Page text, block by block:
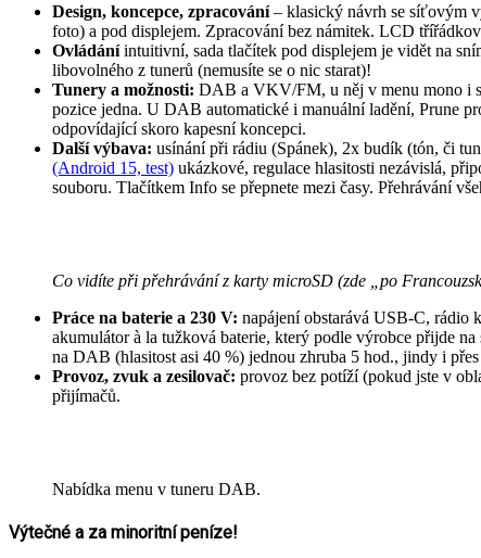
Design, koncepce, zpracování– klasický návrh se síťovým
foto) a pod displejem. Zpracování bez námitek. LCD
Ovládáníintuitivní, sada tlačítek pod displejem je vidět na
libovolného z tunerů (nemusíte se o nic starat)!
Tunery a možnosti: DAB a VKV/FM, u něj v menu mono i
pozice jedna. U DAB automatické i manuální ladění, Prune
odpovídající skoro kapesní koncepci.
Další výbava: usínání při rádiu (Spánek), 2x budík (tón, či
(Android 15, test) ukázkové, regulace hlasitosti nezávislá,
souboru. Tlačítkem Info se přepnete mezi časy. Přehrávání
Co vidíte při přehrávání z karty microSD (zde „po
Práce na baterie a 230 V: napájení obstarává USB-C, rádio
akumulátor à la tužková baterie, který podle výrobce přijde
na DAB (hlasitost asi 40 %) jednou zhruba 5 hod., jindy i
Provoz, zvuk a zesilovač: provoz bez potíží (pokud jste v
přijímačů.
Nabídka menu v tuneru DAB.
Výtečné a za minoritní peníze!